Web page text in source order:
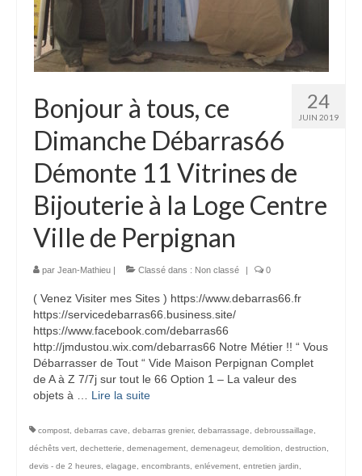
24
JUIN 2019
Bonjour à tous, ce
Dimanche Débarras66
Démonte 11 Vitrines de
Bijouterie à la Loge Centre
Ville de Perpignan
par Jean-Mathieu | Classé dans : Non classé | 0
( Venez Visiter mes Sites ) https://www.debarras66.fr
https://servicedebarras66.business.site/
https://www.facebook.com/debarras66
http://jmdustou.wix.com/debarras66 Notre Métier !! “ Vous
Débarrasser de Tout “ Vide Maison Perpignan Complet
de A à Z 7/7j sur tout le 66 Option 1 – La valeur des
objets à … Lire la suite­­
compost debarras cave debarras grenier, debarrassage debroussaillage
déchêts vert dechetterie demenagement demenageur, demolition destruction
devis - de 2 heures elagage encombrants enlévement entretien jardin